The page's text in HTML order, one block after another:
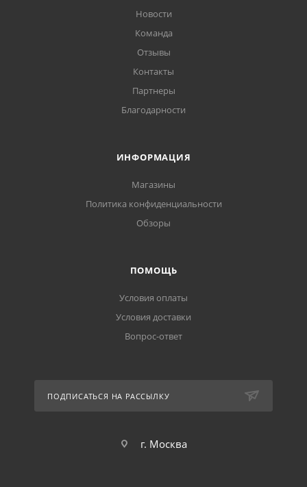
Новости
Команда
Отзывы
Контакты
Партнеры
Благодарности
ИНФОРМАЦИЯ
Магазины
Политика конфиденциальности
Обзоры
ПОМОЩЬ
Условия оплаты
Условия доставки
Вопрос-ответ
ПОДПИСАТЬСЯ НА РАССЫЛКУ
г. Москва